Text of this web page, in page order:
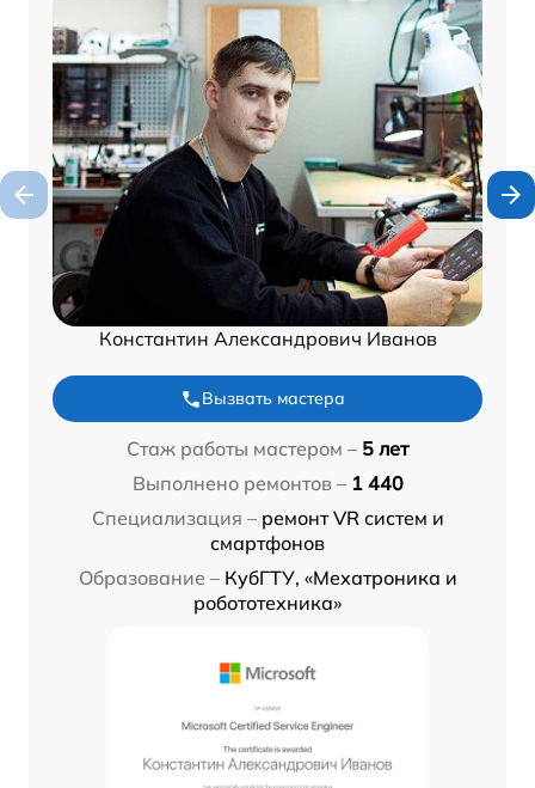
Константин Александрович Иванов
Вызвать мастера
Стаж работы мастером – 5 лет
Выполнено ремонтов – 1 440
Специализация – ремонт VR систем и
смартфонов
Образование – КубГТУ, «Мехатроника и
робототехника»